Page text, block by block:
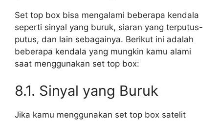
Set top box bisa mengalami beberapa kendala
seperti sinyal yang buruk, siaran yang terputus-
putus, dan lain sebagainya. Berikut ini adalah
beberapa kendala yang mungkin kamu alami
saat menggunakan set top box:
8.1. Sinyal yang Buruk
Jika kamu menggunakan set top box satelit